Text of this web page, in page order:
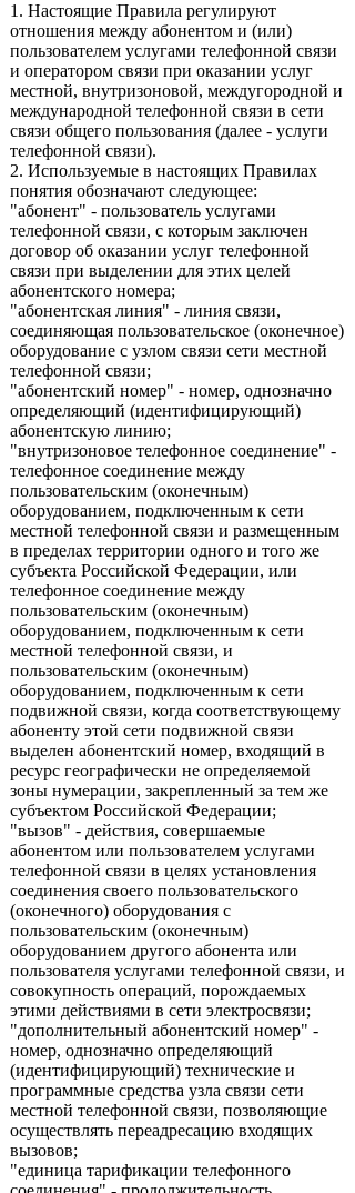
1. Настоящие Правила регулируют
отношения между абонентом и (или)
пользователем услугами телефонной связи
и оператором связи при оказании услуг
местной, внутризоновой, междугородной и
международной телефонной связи в сети
связи общего пользования (далее - услуги
телефонной связи).
2. Используемые в настоящих Правилах
понятия обозначают следующее:
"абонент" - пользователь услугами
телефонной связи, с которым заключен
договор об оказании услуг телефонной
связи при выделении для этих целей
абонентского номера;
"абонентская линия" - линия связи,
соединяющая пользовательское (оконечное)
оборудование с узлом связи сети местной
телефонной связи;
"абонентский номер" - номер, однозначно
определяющий (идентифицирующий)
абонентскую линию;
"внутризоновое телефонное соединение" -
телефонное соединение между
пользовательским (оконечным)
оборудованием, подключенным к сети
местной телефонной связи и размещенным
в пределах территории одного и того же
субъекта Российской Федерации, или
телефонное соединение между
пользовательским (оконечным)
оборудованием, подключенным к сети
местной телефонной связи, и
пользовательским (оконечным)
оборудованием, подключенным к сети
подвижной связи, когда соответствующему
абоненту этой сети подвижной связи
выделен абонентский номер, входящий в
ресурс географически не определяемой
зоны нумерации, закрепленный за тем же
субъектом Российской Федерации;
"вызов" - действия, совершаемые
абонентом или пользователем услугами
телефонной связи в целях установления
соединения своего пользовательского
(оконечного) оборудования с
пользовательским (оконечным)
оборудованием другого абонента или
пользователя услугами телефонной связи, и
совокупность операций, порождаемых
этими действиями в сети электросвязи;
"дополнительный абонентский номер" -
номер, однозначно определяющий
(идентифицирующий) технические и
программные средства узла связи сети
местной телефонной связи, позволяющие
осуществлять переадресацию входящих
вызовов;
"единица тарификации телефонного